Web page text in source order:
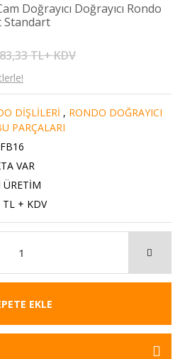
Doğrayıcı Doğrayıcı Rondo
Standart
83,33 TL+ KDV
DİŞLİLERİ , RONDO DOĞRAYICI
PARÇALARI
VAR
ÜRETİM
TL + KDV
EKLE